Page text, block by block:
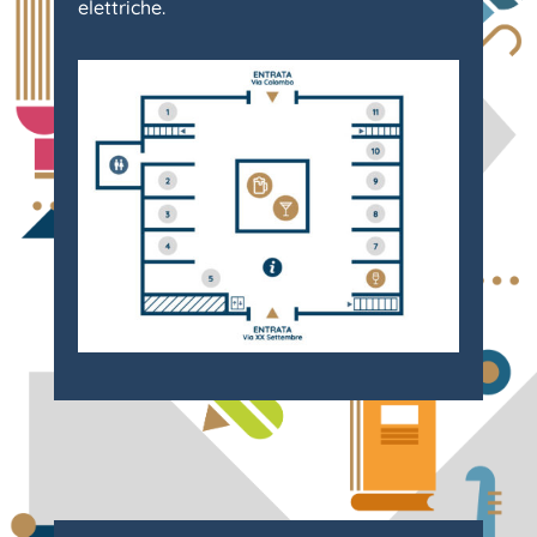
elettriche.